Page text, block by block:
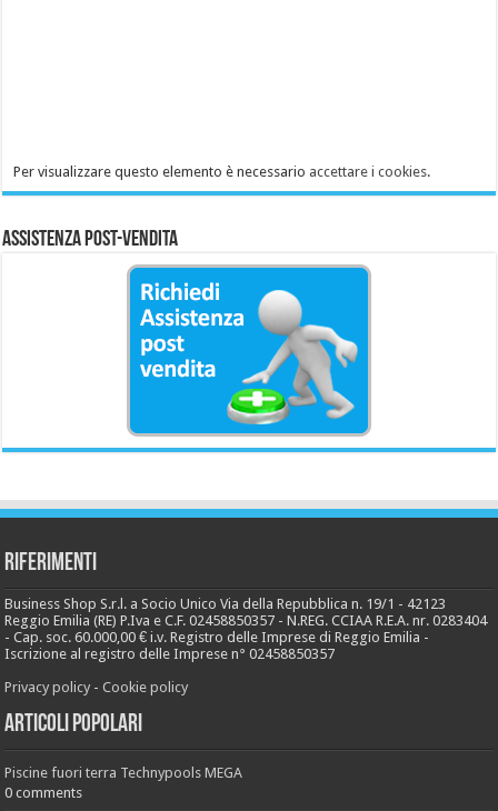
Per visualizzare questo elemento è necessario accettare i cookies.
Assistenza Post-Vendita
Riferimenti
Business Shop S.r.l. a Socio Unico Via della Repubblica n. 19/1 - 42123
Reggio Emilia (RE) P.Iva e C.F. 02458850357 - N.REG. CCIAA R.E.A. nr. 0283404
- Cap. soc. 60.000,00 € i.v. Registro delle Imprese di Reggio Emilia -
Iscrizione al registro delle Imprese n° 02458850357
Privacy policy -Cookie policy
Articoli popolari
Piscine fuori terra Technypools MEGA
0 comments